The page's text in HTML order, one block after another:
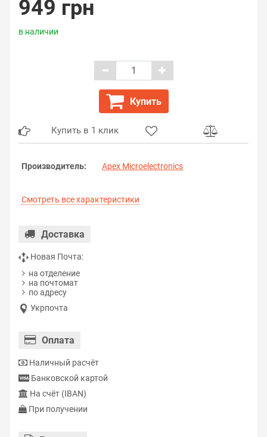
949 грн
в наличии
Купить
Купить в 1 клик
Производитель: Apex Microelectronics
Смотреть все характеристики
Доставка
Новая Почта:
на отделение
на почтомат
по адресу
Укрпочта
Оплата
Наличный расчёт
Банковской картой
На счёт (IBAN)
При получении